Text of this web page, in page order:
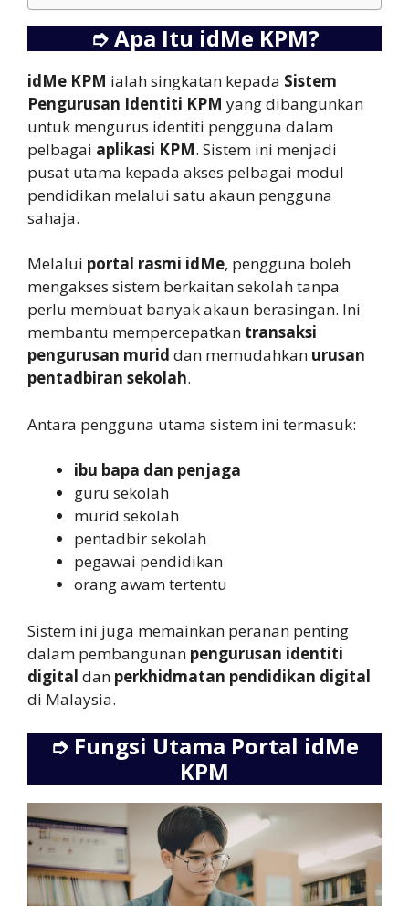
➮Apa Itu idMe KPM?
idMe KPM ialah singkatan kepada Sistem
Pengurusan Identiti KPM yang dibangunkan
untuk mengurus identiti pengguna dalam
pelbagai aplikasi KPM. Sistem ini menjadi
pusat utama kepada akses pelbagai modul
pendidikan melalui satu akaun pengguna
sahaja.
Melalui portal rasmi idMe, pengguna boleh
mengakses sistem berkaitan sekolah tanpa
perlu membuat banyak akaun berasingan. Ini
membantu mempercepatkan transaksi
pengurusan murid dan memudahkan urusan
pentadbiran sekolah.
Antara pengguna utama sistem ini termasuk:
ibu bapa dan penjaga
guru sekolah
murid sekolah
pentadbir sekolah
pegawai pendidikan
orang awam tertentu
Sistem ini juga memainkan peranan penting
dalam pembangunan pengurusan identiti
digital dan perkhidmatan pendidikan digital
di Malaysia.
➮ Fungsi Utama Portal idMe
KPM